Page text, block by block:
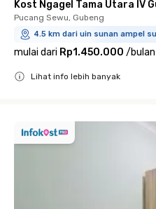
Kost Ngagel Tama Utara IV
Pucang Sewu, Gubeng
4.5 km dari uin sunan ampel
mulai dari Rp1.450.000 /bulan
Lihat info lebih banyak